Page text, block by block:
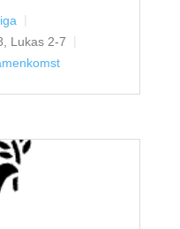
Lukas 2-7